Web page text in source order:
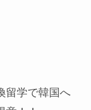
留学で韓国へ